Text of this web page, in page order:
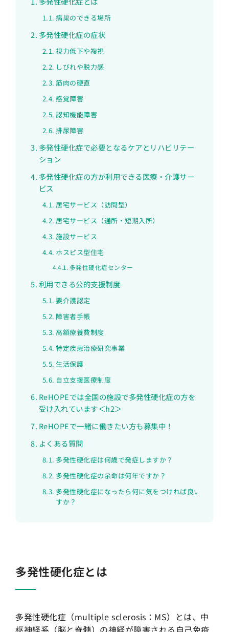
病巣のできる場所
多発性硬化症の症状
視力低下や複視
しびれや脱力感
筋肉の硬直
感覚障害
認知機能障害
排尿障害
多発性硬化症で必要となるケアとリハビリテー
ション
多発性硬化症の方が利用できる医療・介護サー
ビス
居宅サービス（訪問型）
居宅サービス（通所・短期入所）
施設サービス
ホスピス型住宅
多発性硬化症センター
利用できる公的支援制度
要介護認定
障害者手帳
高額療養費制度
特定疾患治療研究事業
生活保護
自立支援医療制度
ReHOPEでは全国の施設で多発性硬化症の方を
受け入れています＜h2＞
ReHOPEで一緒に働きたい方も募集中！
よくある質問
多発性硬化症は何歳で発症しますか？
多発性硬化症の余命は何年ですか？
多発性硬化症になったら何に気をつければ良いで
すか？
多発性硬化症とは
多発性硬化症（multiple sclerosis：MS）とは、中
枢神経系（脳と脊髄）の神経が障害される自己免疫